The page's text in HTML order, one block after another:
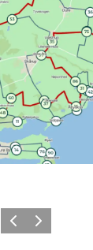
ForrigeNæste